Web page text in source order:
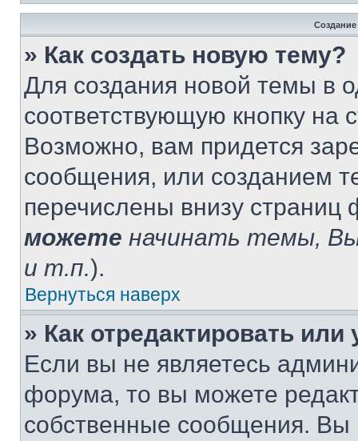
» Как создать новую тему?
Для создания новой темы в
соответствующую кнопку
Возможно, вам придется
сообщения, или созданием
перечислены внизу
можете начинать темы,
и т.п.).
Вернуться наверх
» Как отредактировать
Если вы не являетесь
форума, то вы можете
собственные сообщения. Вы